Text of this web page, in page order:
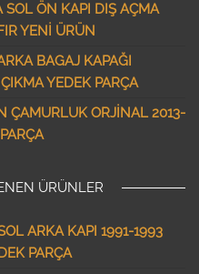
SOL ÖN KAPI DIŞ AÇMA
YENİ ÜRÜN
BAGAJ KAPAĞI
YEDEK PARÇA
ÇAMURLUK ORJİNAL 2013-
ÜRÜNLER
ARKA KAPI 1991-1993
PARÇA